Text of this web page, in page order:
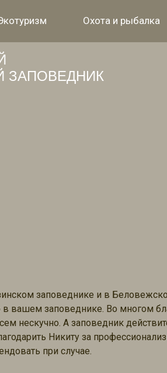
Охота и рыбалка
ЗАПОВЕДНИК
заповеднике и в
вашем заповеднике. Во многом
нескучно. А заповедник
Никиту за
при случае.